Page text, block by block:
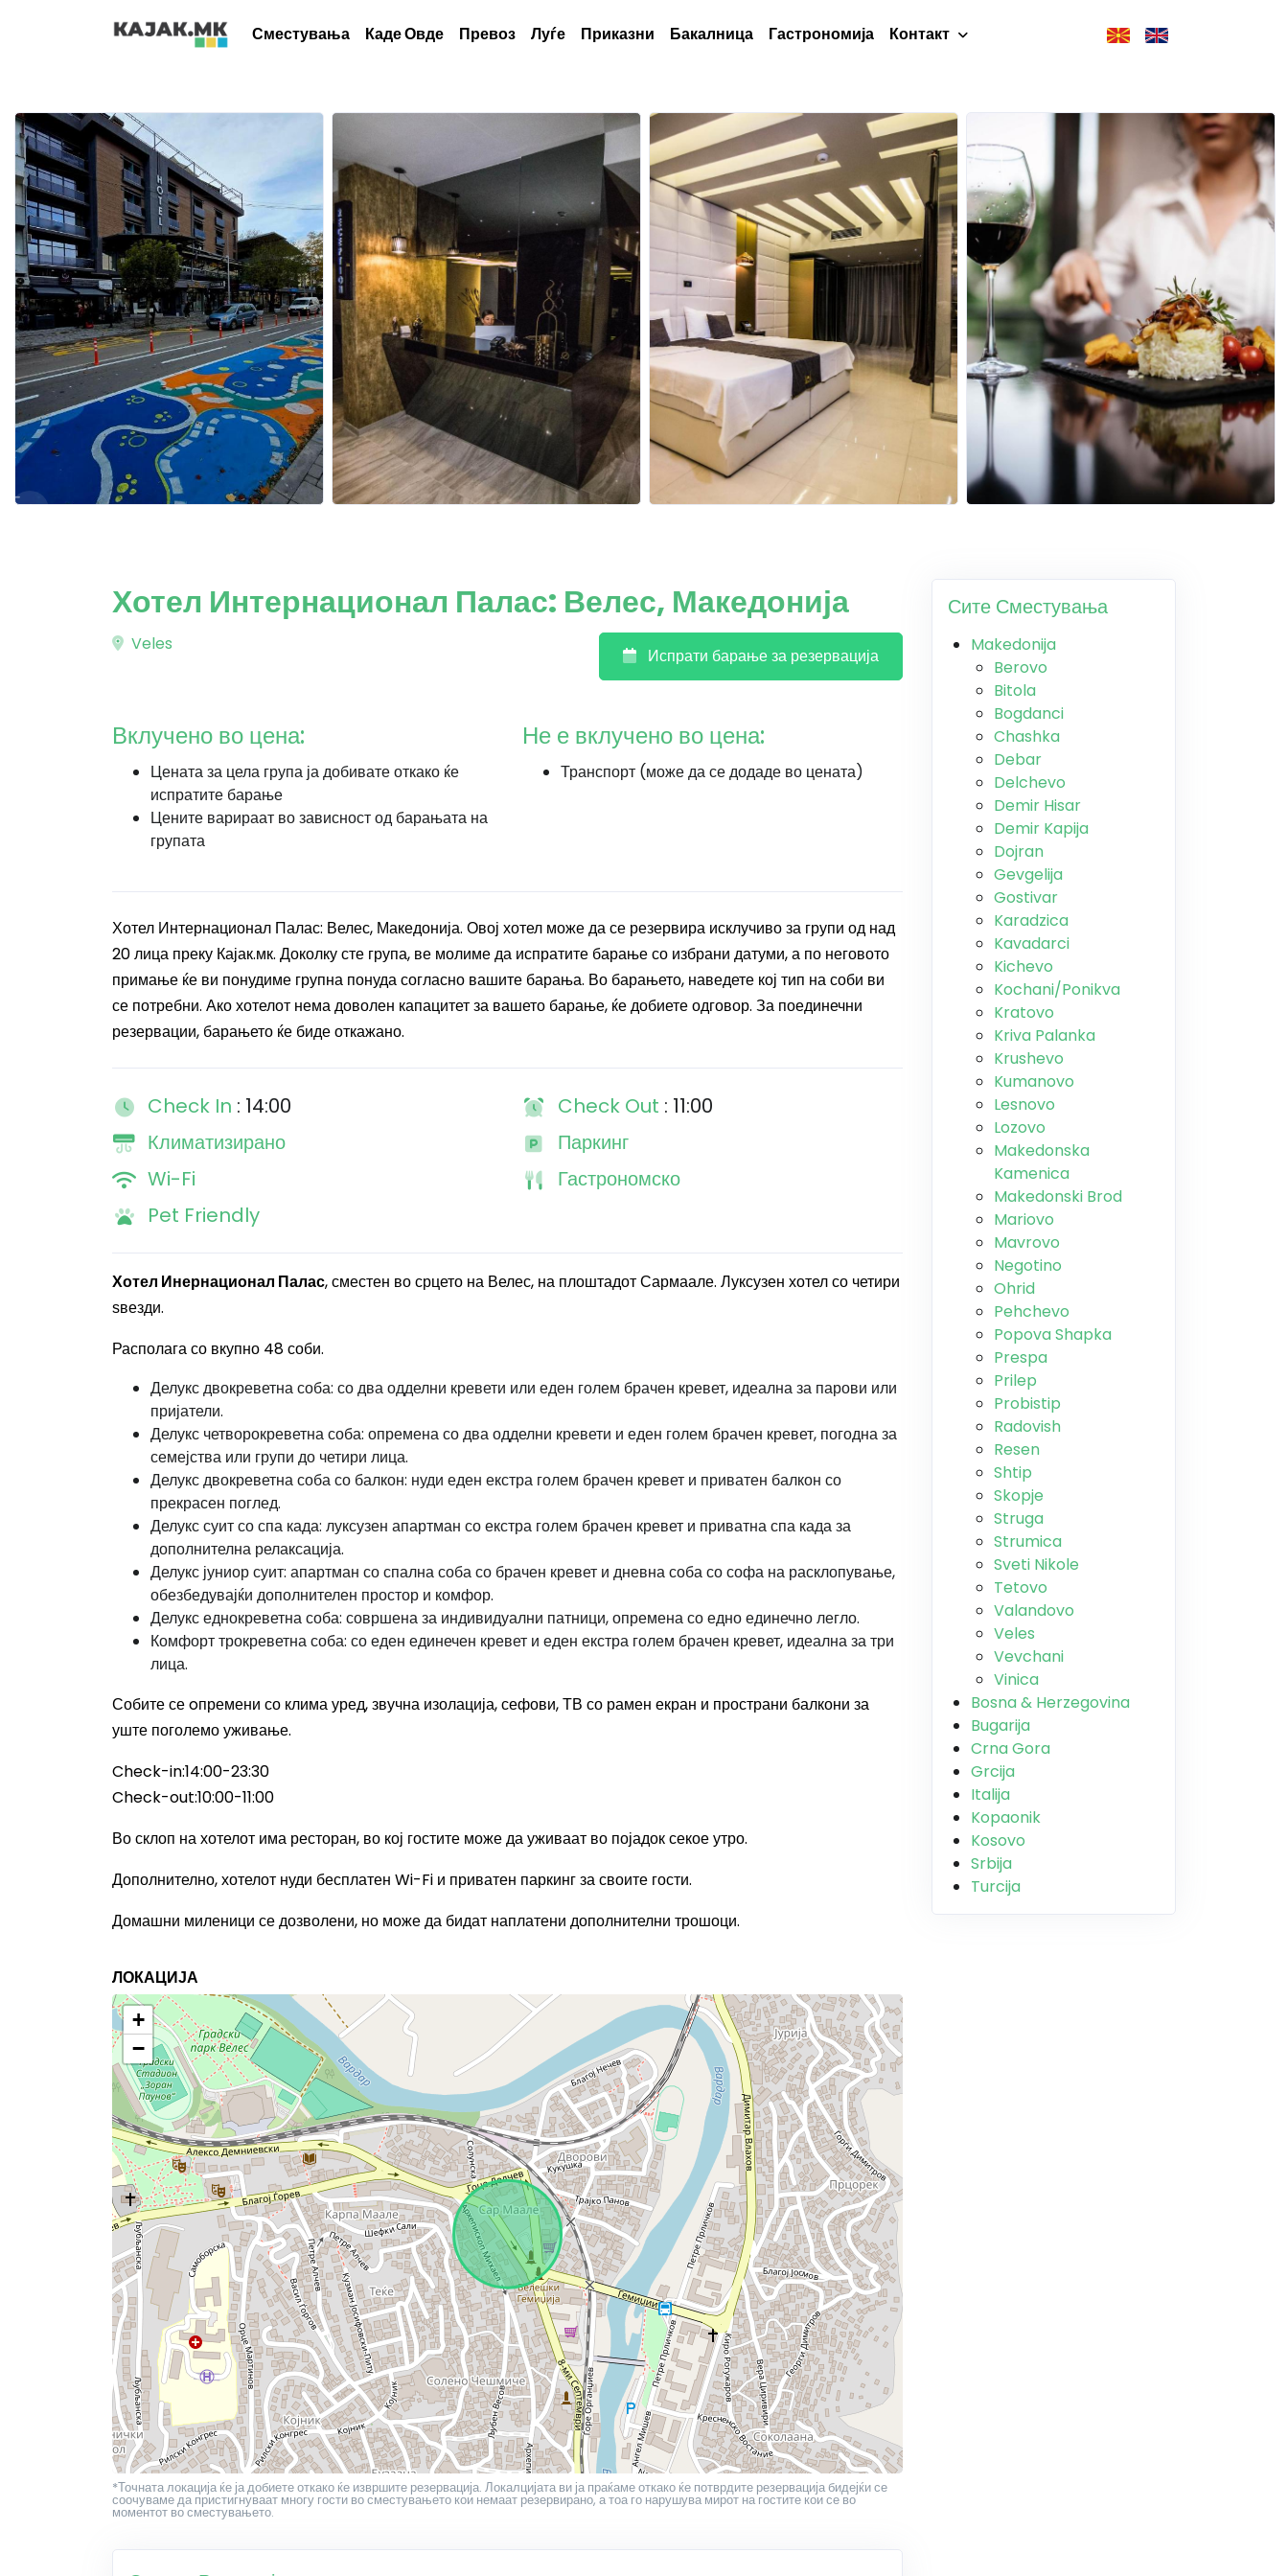
Сместувања Каде Овде Превоз Луѓе Приказни Бакалница Гастрономија Контакт
Хотел Интернационал Палас: Велес, Македонија
Veles
Испрати барање за резервација
Вклучено во цена:
Цената за цела група ја добивате откако ќе
испратите барање
Цените варираат во зависност од барањата на
групата
Не е вклучено во цена:
Транспорт (може да се додаде во цената)
Хотел Интернационал Палас: Велес, Македонија. Овој хотел може да се резервира исклучиво за групи од над
20 лица преку Кајак.мк. Доколку сте група, ве молиме да испратите барање со избрани датуми, а по неговото
примање ќе ви понудиме групна понуда согласно вашите барања. Во барањето, наведете кој тип на соби ви
се потребни. Ако хотелот нема доволен капацитет за вашето барање, ќе добиете одговор. За поединечни
резервации, барањето ќе биде откажано.
Check In : 14:00 Check Out : 11:00
Климатизирано
Паркинг
Wi-Fi
Гастрономско
Pet Friendly
Хотел Инернационал Палас, сместен во срцето на Велес, на плоштадот Сармаале. Луксузен хотел со четири
ѕвезди.
Располага со вкупно 48 соби.
Делукс двокреветна соба: со два одделни кревети или еден голем брачен кревет, идеална за парови или
пријатели.
Делукс четворокреветна соба: опремена со два одделни кревети и еден голем брачен кревет, погодна за
семејства или групи до четири лица.
Делукс двокреветна соба со балкон: нуди еден екстра голем брачен кревет и приватен балкон со
прекрасен поглед.
Делукс суит со спа када: луксузен апартман со екстра голем брачен кревет и приватна спа када за
дополнителна релаксација.
Делукс јуниор суит: апартман со спална соба со брачен кревет и дневна соба со софа на расклопување,
обезбедувајќи дополнителен простор и комфор.
Делукс еднокреветна соба: совршена за индивидуални патници, опремена со едно единечно легло.
Комфорт трокреветна соба: со еден единечен кревет и еден екстра голем брачен кревет, идеална за три
лица.
Собите се oпремени со клима уред, звучна изолација, сефови, ТВ со рамен екран и пространи балкони за
уште поголемо уживање.
Check-in:14:00-23:30
Check-out:10:00-11:00
Во склоп на хотелот има ресторан, во кој гостите може да уживаат во појадок секое утро.
Дополнително, хотелот нуди бесплатен Wi-Fi и приватен паркинг за своите гости.
Домашни миленици се дозволени, но може да бидат наплатени дополнителни трошоци.
ЛОКАЦИЈА
+
−
*Точната локација ќе ја добиете откако ќе извршите резервација. Локалцијата ви ја праќаме откако ќе потврдите резервација бидејќи се
соочуваме да пристигнуваат многу гости во сместувањето кои немаат резервирано, а тоа го нарушува мирот на гостите кои се во
моментот во сместувањето.
Сите Сместувања
Makedonija
Berovo
Bitola
Bogdanci
Chashka
Debar
Delchevo
Demir Hisar
Demir Kapija
Dojran
Gevgelija
Gostivar
Karadzica
Kavadarci
Kichevo
Kochani/Ponikva
Kratovo
Kriva Palanka
Krushevo
Kumanovo
Lesnovo
Lozovo
Makedonska
Kamenica
Makedonski Brod
Mariovo
Mavrovo
Negotino
Ohrid
Pehchevo
Popova Shapka
Prespa
Prilep
Probistip
Radovish
Resen
Shtip
Skopje
Struga
Strumica
Sveti Nikole
Tetovo
Valandovo
Veles
Vevchani
Vinica
Bosna & Herzegovina
Bugarija
Crna Gora
Grcija
Italija
Kopaonik
Kosovo
Srbija
Turcija